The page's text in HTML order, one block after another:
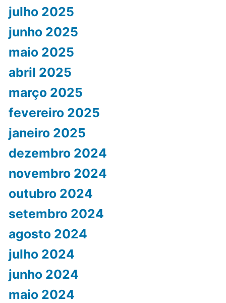
julho 2025
junho 2025
maio 2025
abril 2025
março 2025
fevereiro 2025
janeiro 2025
dezembro 2024
novembro 2024
outubro 2024
setembro 2024
agosto 2024
julho 2024
junho 2024
maio 2024